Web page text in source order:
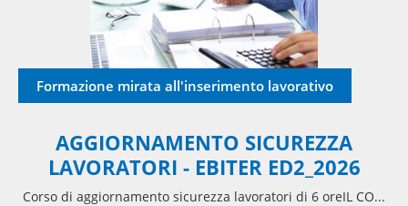
Formazione mirata all'inserimento lavorativo
AGGIORNAMENTO SICUREZZA
LAVORATORI - EBITER ED2_2026
Corso di aggiornamento sicurezza lavoratori di 6 oreIL CO...